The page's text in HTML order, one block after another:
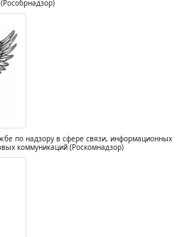
(Рособрнадзор)
по надзору в сфере связи, информационных
коммуникаций (Роскомнадзор)